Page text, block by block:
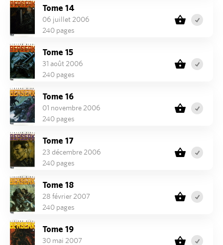
Tome 14
06 juillet 2006
240 pages
Tome 15
31 août 2006
240 pages
Tome 16
01 novembre 2006
240 pages
Tome 17
23 décembre 2006
240 pages
Tome 18
28 février 2007
240 pages
Tome 19
30 mai 2007